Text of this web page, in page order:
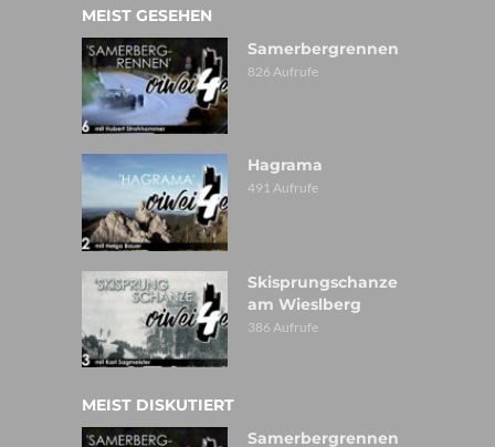
MEIST GESEHEN
Samerbergrennen
826 Aufrufe
Hagrama
491 Aufrufe
Skisprungschanze
am Wieslberg
386 Aufrufe
MEIST DISKUTIERT
Samerbergrennen